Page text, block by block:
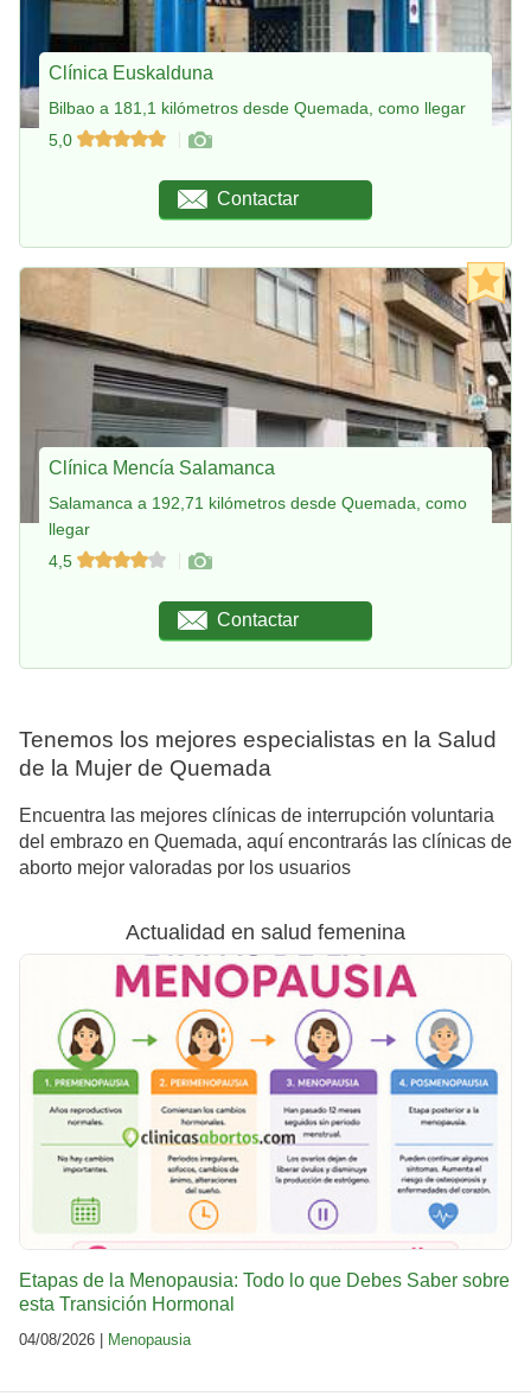
Clínica Euskalduna
Bilbao a 181,1 kilómetros desde Quemada, como llegar
5,0
Contactar
Clínica Mencía Salamanca
Salamanca a 192,71 kilómetros desde Quemada, como
llegar
4,5
Contactar
Tenemos los mejores especialistas en la Salud
de la Mujer de Quemada
Encuentra las mejores clínicas de interrupción voluntaria
del embrazo en Quemada, aquí encontrarás las clínicas de
aborto mejor valoradas por los usuarios
Actualidad en salud femenina
Etapas de la Menopausia: Todo lo que Debes Saber sobre
esta Transición Hormonal
04/08/2026 | Menopausia